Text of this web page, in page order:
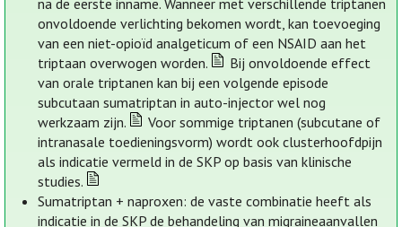
na de eerste inname. Wanneer met verschillende triptanen
onvoldoende verlichting bekomen wordt, kan toevoeging
van een niet-opioïd analgeticum of een NSAID aan het
triptaan overwogen worden.
Bij onvoldoende effect
van orale triptanen kan bij een volgende episode
subcutaan sumatriptan in auto-injector wel nog
werkzaam zijn.
Voor sommige triptanen (subcutane of
intranasale toedieningsvorm) wordt ook clusterhoofdpijn
als indicatie vermeld in de SKP op basis van klinische
studies.
Sumatriptan + naproxen: de vaste combinatie heeft als
indicatie in de SKP de behandeling van migraineaanvallen